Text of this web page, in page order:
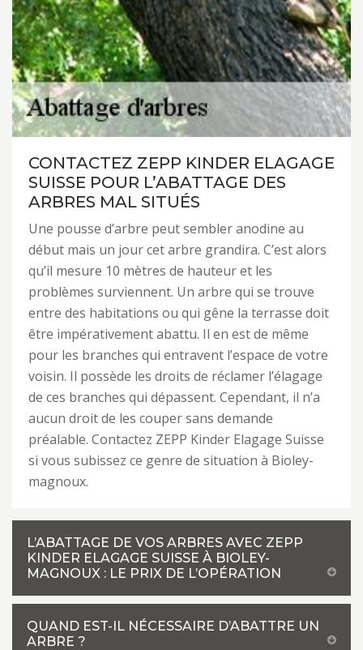
CONTACTEZ ZEPP KINDER ELAGAGE
SUISSE POUR L’ABATTAGE DES
ARBRES MAL SITUÉS
Une pousse d’arbre peut sembler anodine au
début mais un jour cet arbre grandira. C’est alors
qu’il mesure 10 mètres de hauteur et les
problèmes surviennent. Un arbre qui se trouve
entre des habitations ou qui gêne la terrasse doit
être impérativement abattu. Il en est de même
pour les branches qui entravent l’espace de votre
voisin. Il possède les droits de réclamer l’élagage
de ces branches qui dépassent. Cependant, il n’a
aucun droit de les couper sans demande
préalable. Contactez ZEPP Kinder Elagage Suisse
si vous subissez ce genre de situation à Bioley-
magnoux.
L’ABATTAGE DE VOS ARBRES AVEC ZEPP
KINDER ELAGAGE SUISSE À BIOLEY-
MAGNOUX : LE PRIX DE L’OPÉRATION
QUAND EST-IL NÉCESSAIRE D’ABATTRE UN
ARBRE ?